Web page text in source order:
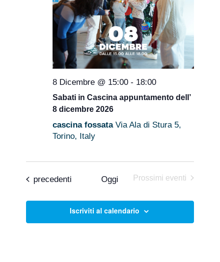
8 Dicembre @ 15:00 - 18:00
Sabati in Cascina appuntamento dell’
8 dicembre 2026
cascina fossataVia Ala di Stura 5,
Torino, Italy
Eventi
precedenti Oggi Prossimi eventi
Iscriviti al calendario